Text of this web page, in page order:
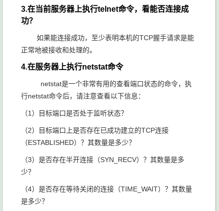
3.在当前服务器上执行telnet命令，看能否连接成
功？
如果能连接成功，至少表明本机的TCP握手请求是能
正常地被接收和处理的。
4.在服务器上执行netstat命令
netstat是一个非常有用的查看端口状态的命令，执
行netstat命令后，请注意查看以下信息：
（1）目标端口是否处于监听状态？
（2）目标端口上是否存在已成功建立的TCP连接
（ESTABLISHED）？其数量是多少？
（3）是否存在半开连接（SYN_RECV）？其数量是多
少？
（4）是否存在等待关闭的连接（TIME_WAIT）？其数量
是多少？